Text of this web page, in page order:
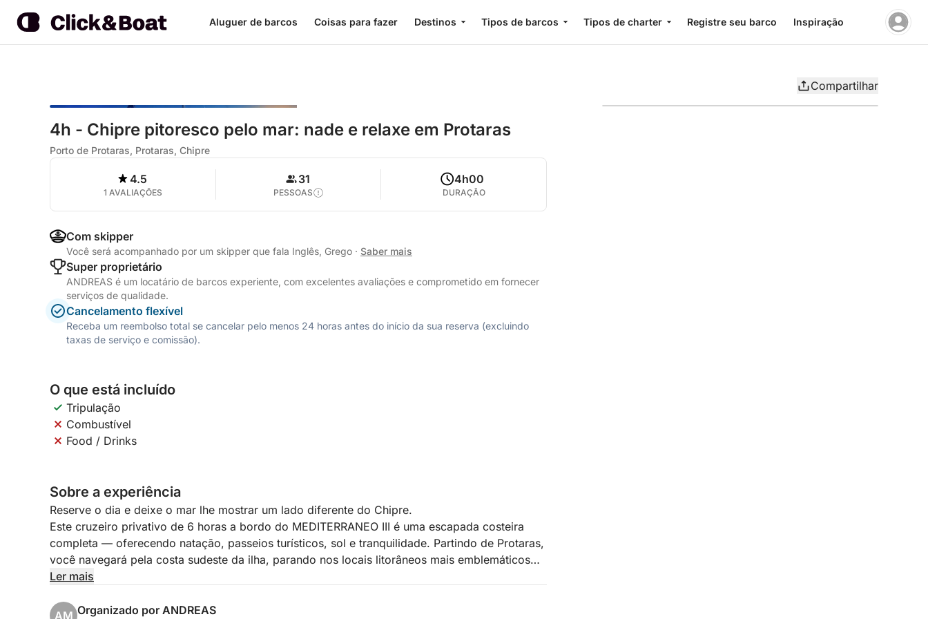
Aluguer de barcos Coisas para fazer Destinos Tipos de barcos Tipos de charter Registre seu barco Inspiração
Compartilhar
4h - Chipre pitoresco pelo mar: nade e relaxe em Protaras
Porto de Protaras, Protaras, Chipre
4.5
1 AVALIAÇÕES
31
PESSOAS
4h00
DURAÇÃO
Com skipper
Você será acompanhado por um skipper que fala Inglês, Grego · Saber mais
Super proprietário
ANDREAS é um locatário de barcos experiente, com excelentes avaliações e comprometido em fornecer
serviços de qualidade.
Cancelamento flexível
Receba um reembolso total se cancelar pelo menos 24 horas antes do início da sua reserva (excluindo
taxas de serviço e comissão).
O que está incluído
Tripulação
Combustível
Food / Drinks
Sobre a experiência
Reserve o dia e deixe o mar lhe mostrar um lado diferente do Chipre.
Este cruzeiro privativo de 6 horas a bordo do MEDITERRANEO III é uma escapada costeira
completa — oferecendo natação, passeios turísticos, sol e tranquilidade. Partindo de Protaras,
você navegará pela costa sudeste da ilha, parando nos locais litorâneos mais emblemáticos
do Chipre, incluindo a Baía Verde, Cabo Greco, a Lagoa Azul, a Baía de Konnos e uma vista
Ler mais
AM Organizado por ANDREAS